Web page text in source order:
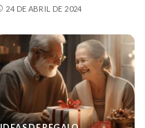
24 DE ABRIL DE 2024